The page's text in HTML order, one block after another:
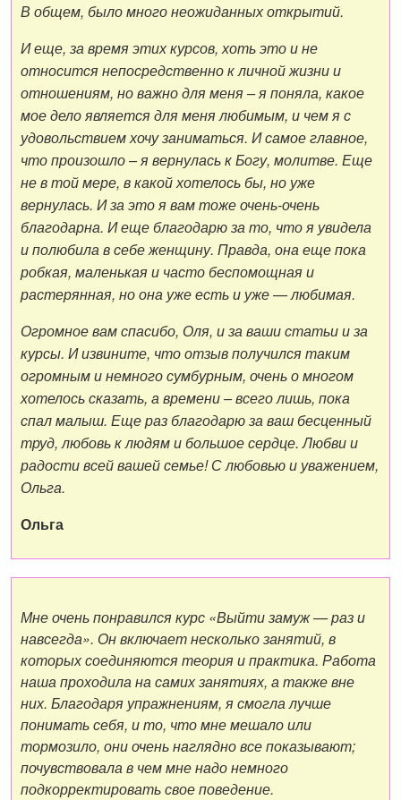
В общем, было много неожиданных открытий.
И еще, за время этих курсов, хоть это и не
относится непосредственно к личной жизни и
отношениям, но важно для меня – я поняла, какое
мое дело является для меня любимым, и чем я с
удовольствием хочу заниматься. И самое главное,
что произошло – я вернулась к Богу, молитве. Еще
не в той мере, в какой хотелось бы, но уже
вернулась. И за это я вам тоже очень-очень
благодарна. И еще благодарю за то, что я увидела
и полюбила в себе женщину. Правда, она еще пока
робкая, маленькая и часто беспомощная и
растерянная, но она уже есть и уже — любимая.
Огромное вам спасибо, Оля, и за ваши статьи и за
курсы. И извините, что отзыв получился таким
огромным и немного сумбурным, очень о многом
хотелось сказать, а времени – всего лишь, пока
спал малыш. Еще раз благодарю за ваш бесценный
труд, любовь к людям и большое сердце. Любви и
радости всей вашей семье! С любовью и уважением,
Ольга.
Ольга
Мне очень понравился курс «Выйти замуж — раз и
навсегда». Он включает несколько занятий, в
которых соединяются теория и практика. Работа
наша проходила на самих занятиях, а также вне
них. Благодаря упражнениям, я смогла лучше
понимать себя, и то, что мне мешало или
тормозило, они очень наглядно все показывают;
почувствовала в чем мне надо немного
подкорректировать свое поведение.